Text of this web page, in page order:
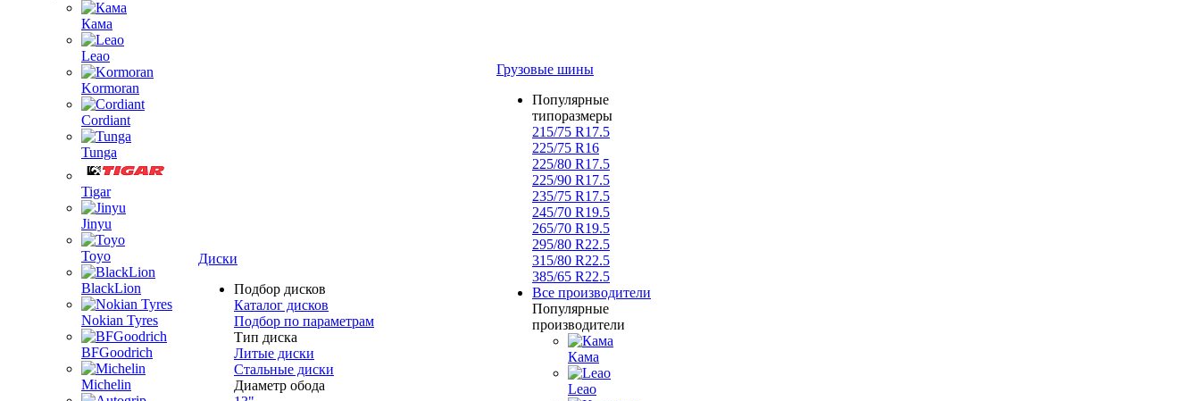
Кама
Leao
Kormoran
Cordiant
Tunga
Tigar
Jinyu
Toyo
BlackLion
Nokian Tyres
BFGoodrich
Michelin
Диски
Подбор дисков
Каталог дисков
Подбор по параметрам
Тип диска
Литые диски
Стальные диски
Диаметр обода
Грузовые шины
Популярные
типоразмеры
215/75 R17.5
225/75 R16
225/80 R17.5
225/90 R17.5
235/75 R17.5
245/70 R19.5
265/70 R19.5
295/80 R22.5
315/80 R22.5
385/65 R22.5
Все производители
Популярные
производители
Кама
Leao